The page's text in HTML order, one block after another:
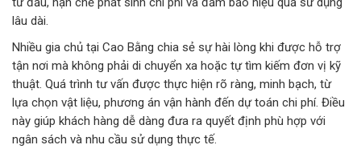
lâu dài.
Nhiều gia chủ tại Cao Bằng chia sẻ sự hài lòng khi được hỗ trợ
tận nơi mà không phải di chuyển xa hoặc tự tìm kiếm đơn vị kỹ
thuật. Quá trình tư vấn được thực hiện rõ ràng, minh bạch, từ
lựa chọn vật liệu, phương án vận hành đến dự toán chi phí. Điều
này giúp khách hàng dễ dàng đưa ra quyết định phù hợp với
ngân sách và nhu cầu sử dụng thực tế.